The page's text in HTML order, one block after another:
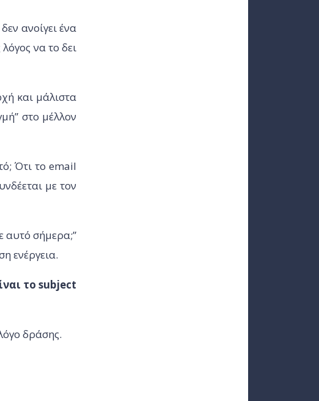
ανοίγει ένα
να το δει
και μάλιστα
στο μέλλον
Ότι το email
με τον
αυτό σήμερα;”
ενέργεια.
το subject
δράσης.